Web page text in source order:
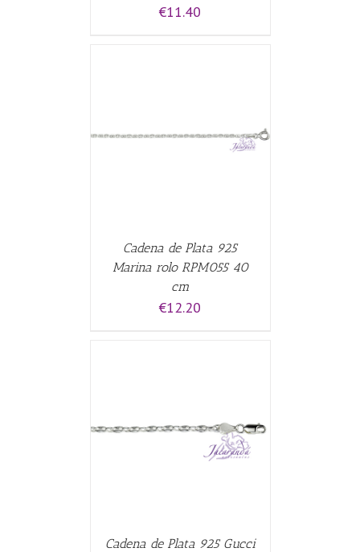
€11.40
Cadena de Plata 925
Marina rolo RPM055 40
cm
€12.20
Cadena de Plata 925 Gucci